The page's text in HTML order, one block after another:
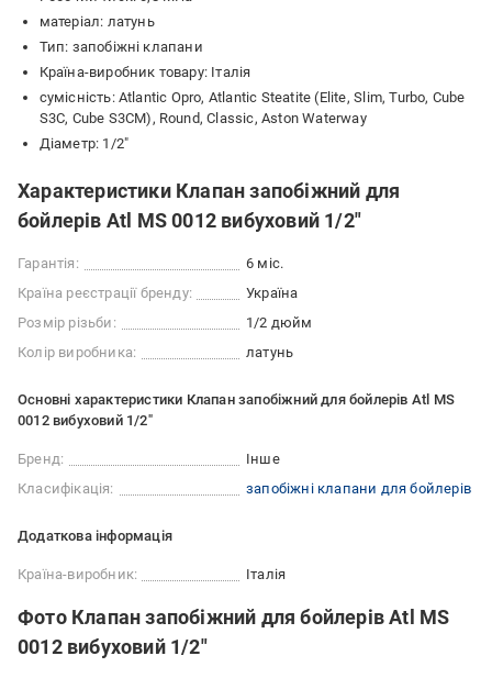
матеріал: латунь
Тип: запобіжні клапани
Країна-виробник товару: Італія
сумісність: Atlantic Opro, Atlantic Steatite (Elite, Slim, Turbo, Cube
S3C, Cube S3CM), Round, Classic, Aston Waterway
Діаметр: 1/2"
Характеристики Клапан запобіжний для
бойлерів Atl MS 0012 вибуховий 1/2"
Гарантія:
6 міс.
Країна реєстрації бренду:
Україна
Розмір різьби:
1/2 дюйм
Колір виробника:
латунь
Основні характеристики Клапан запобіжний для бойлерів Atl MS
0012 вибуховий 1/2"
Бренд:
Інше
Класифікація:
запобіжні клапани для бойлерів
Додаткова інформація
Країна-виробник: Італія
Фото Клапан запобіжний для бойлерів Atl MS
0012 вибуховий 1/2"